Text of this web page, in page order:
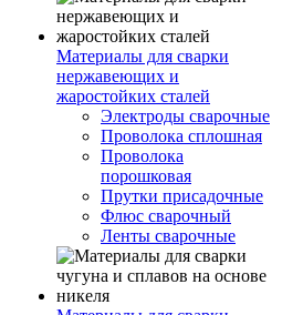
Материалы для сварки
нержавеющих и
жаростойких сталей
Электроды сварочные
Проволока сплошная
Проволока
порошковая
Прутки присадочные
Флюс сварочный
Ленты сварочные